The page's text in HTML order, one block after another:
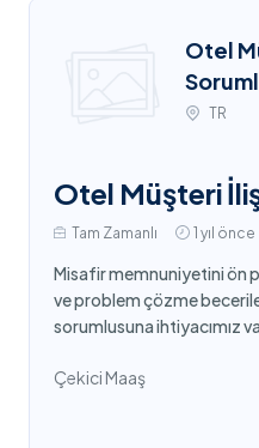
Otel
TR
Otel Müşteri
Tam Zamanlı 1 yıl önce
Misafir memnuniyetini ön
ve problem çözme
sorumlusuna ihtiyacımız
Çekici Maaş